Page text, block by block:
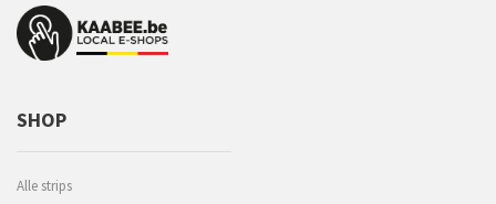
SHOP
Alle strips